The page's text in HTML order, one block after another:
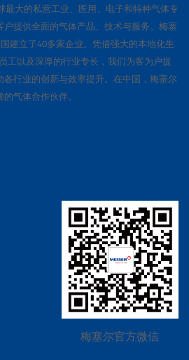
最大的私营工业、医用、电子和特种气体专
提供全面的气体产品、技术与服务。梅塞
建立了40多家企业。凭借强大的本地化生
工以及深厚的行业专长，我们为客为户提
行业的创新与效率提升。在中国，梅塞尔
气体合作伙伴。
梅塞尔官方微信